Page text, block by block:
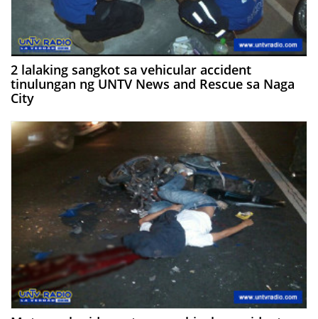
2 lalaking sangkot sa vehicular accident
tinulungan ng UNTV News and Rescue sa Naga
City